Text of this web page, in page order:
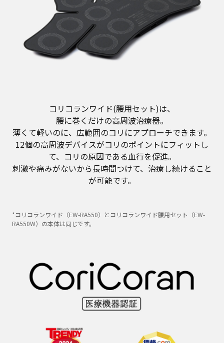
コリコランワイド(腰用セット)は、
腰に巻くだけの高周波治療器。
薄くて軽いのに、広範囲のコリにアプローチできます。
12個の高周波デバイスがコリのポイントにフィットし
て、コリの原因である血行を促進。
刺激や痛みがないから長時間つけて、治療し続けること
が可能です。
*コリコランワイド（EW-RA550）とコリコランワイド腰用セット（EW-
RA550W）の本体は同じです。